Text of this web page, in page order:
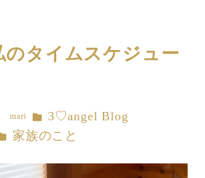
のタイムスケジュー
mari カテゴリー
3♡angel Blog
テゴリー
家族のこと